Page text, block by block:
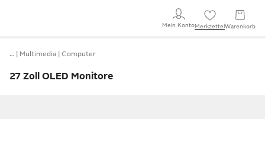
Mein KontoMerkzettel Warenkorb
… Multimedia Computer
27 Zoll OLED Monitore